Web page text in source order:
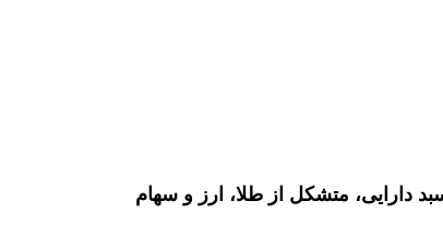
دارایی، متشکل از طلا، ارز و سهام